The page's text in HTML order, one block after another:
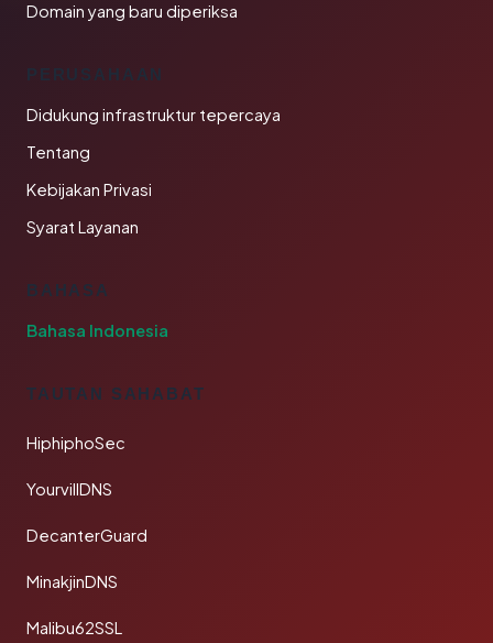
Domain yang baru diperiksa
PERUSAHAAN
Didukung infrastruktur tepercaya
Tentang
Kebijakan Privasi
Syarat Layanan
BAHASA
Bahasa Indonesia
TAUTAN SAHABAT
HiphiphoSec
YourvillDNS
DecanterGuard
MinakjinDNS
Malibu62SSL